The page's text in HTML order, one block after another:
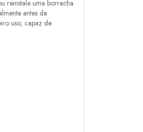
reinstale uma borracha
antes da
uso, capaz de